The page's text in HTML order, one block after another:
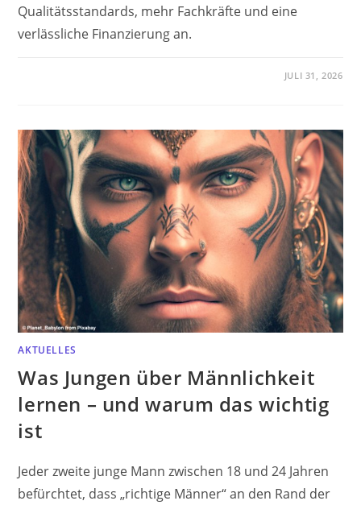
Qualitätsstandards, mehr Fachkräfte und eine
verlässliche Finanzierung an.
JULI 31, 2026
AKTUELLES
Was Jungen über Männlichkeit
lernen – und warum das wichtig
ist
Jeder zweite junge Mann zwischen 18 und 24 Jahren
befürchtet, dass „richtige Männer“ an den Rand der